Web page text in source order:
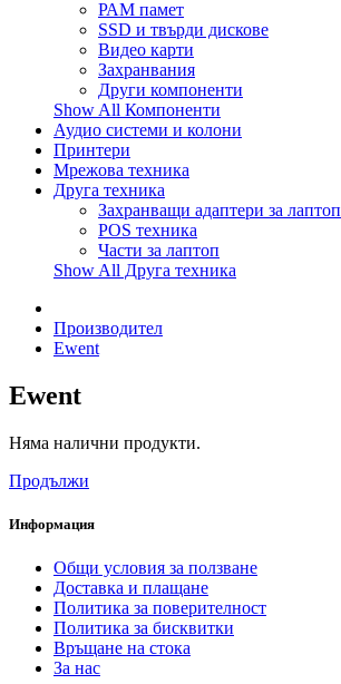
РАМ памет
SSD и твърди дискове
Видео карти
Захранвания
Други компоненти
Show All Компоненти
Аудио системи и колони
Принтери
Мрежова техника
Друга техника
Захранващи адаптери за лаптоп
POS техника
Части за лаптоп
Show All Друга техника
Производител
Ewent
Ewent
Няма налични продукти.
Продължи
Информация
Общи условия за ползване
Доставка и плащане
Политика за поверителност
Политика за бисквитки
Връщане на стока
За нас